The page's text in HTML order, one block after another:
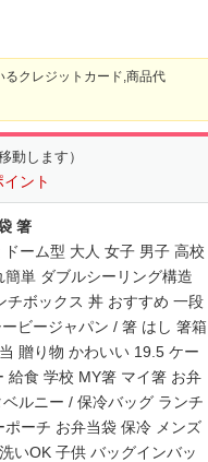
クレジットカード,商品代
動します）
ント
箸
ーム型 大人 女子 男子 高校
単 ダブルシーリング構造
チボックス 丼 おすすめ 一段
ビージャパン / 箸 はし 箸箱
贈り物 かわいい 19.5 ケー
給食 学校 MY箸 マイ箸 お弁
ルニー / 保冷バッグ ランチ
ーチ お弁当袋 保冷 メンズ
いOK 子供 バッグインバッ